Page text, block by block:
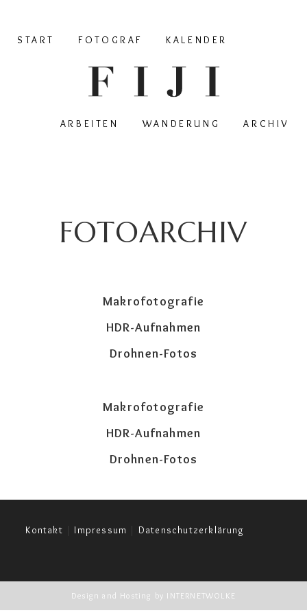
START FOTOGRAF KALENDER
ARBEITEN WANDERUNG ARCHIV
FOTOARCHIV
Makrofotografie
HDR-Aufnahmen
Drohnen-Fotos
Makrofotografie
HDR-Aufnahmen
Drohnen-Fotos
Kontakt Impressum Datenschutzerklärung
Design and Hosting by INTERNETWOLKE